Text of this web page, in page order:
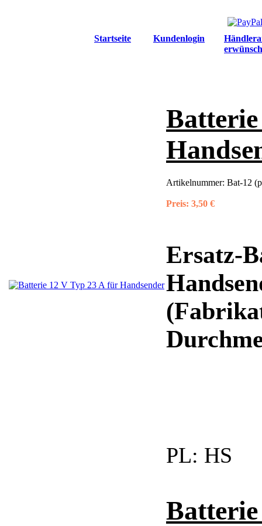
Startseite Kundenlogin
Artikelnummer: Bat-12
Preis: 3,50 €
Ersatz-
PL: HS